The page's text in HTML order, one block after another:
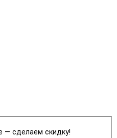
— сделаем скидку!